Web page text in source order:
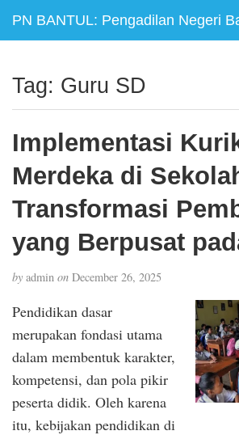
PN BANTUL: Pengadilan Negeri
Tag: Guru SD
Implementasi
Merdeka di
Transformasi
yang Berpusat
by admin on December 26, 2025
Pendidikan dasar
merupakan fondasi utama
dalam membentuk karakter,
kompetensi, dan pola pikir
peserta didik. Oleh karena
itu, kebijakan pendidikan di